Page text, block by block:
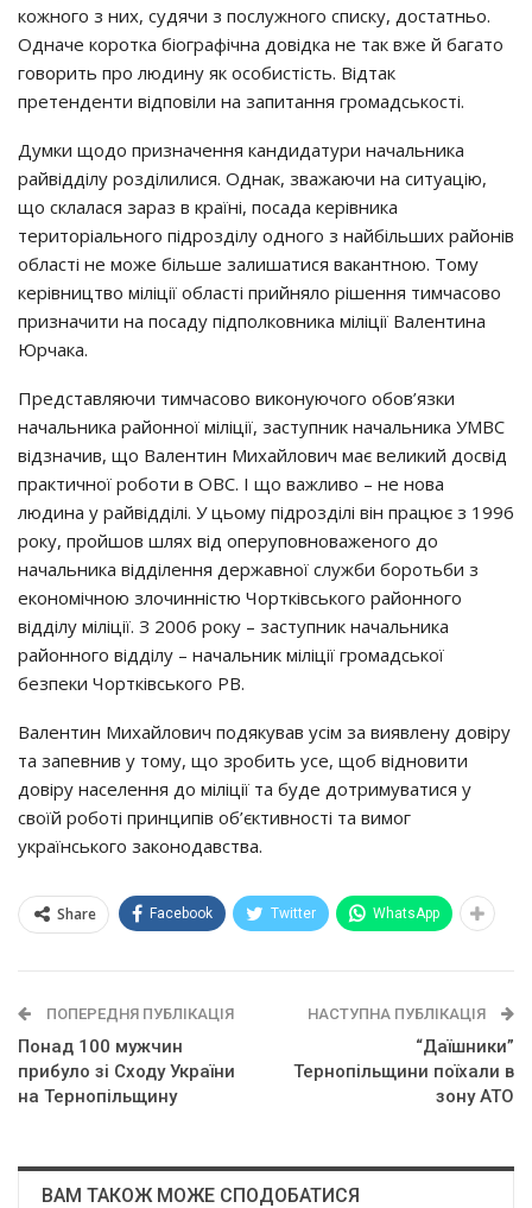
кожного з них, судячи з послужного списку, достатньо.
Одначе коротка біографічна довідка не так вже й багато
говорить про людину як особистість. Відтак
претенденти відповіли на запитання громадськості.
Думки щодо призначення кандидатури начальника
райвідділу розділилися. Однак, зважаючи на ситуацію,
що склалася зараз в країні, посада керівника
територіального підрозділу одного з найбільших районів
області не може більше залишатися вакантною. Тому
керівництво міліції області прийняло рішення тимчасово
призначити на посаду підполковника мiлiцiї Валентина
Юрчака.
Представляючи тимчасово виконуючого обов’язки
начальника районної міліції, заступник начальника УМВС
відзначив, що Валентин Михайлович має великий досвід
практичної роботи в ОВС. І що важливо – не нова
людина у райвідділі. У цьому підрозділі він працює з 1996
року, пройшов шлях від оперуповноваженого до
начальника відділення державної служби боротьби з
економічною злочинністю Чорткiвського районного
вiддiлу міліції. З 2006 року – заступник начальника
районного вiддiлу – начальник мiлiцiї громадської
безпеки Чорткiвського РВ.
Валентин Михайлович подякував усім за виявлену довіру
та запевнив у тому, що зробить усе, щоб відновити
довіру населення до міліції та буде дотримуватися у
своїй роботі принципів об’єктивності та вимог
українського законодавства.
Share Facebook Twitter WhatsApp
ПОПЕРЕДНЯ ПУБЛІКАЦІЯ
Понад 100 мужчин
прибуло зі Сходу України
на Тернопільщину
НАСТУПНА ПУБЛІКАЦІЯ
“Даїшники”
Тернопільщини поїхали в
зону АТО
ВАМ ТАКОЖ МОЖЕ СПОДОБАТИСЯ